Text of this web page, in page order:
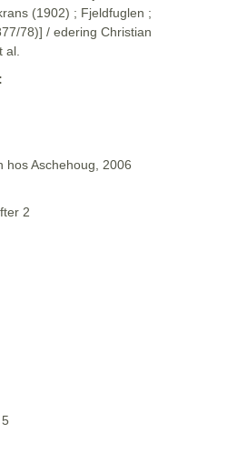
(1902) ; Fjeldfuglen ;
78)] / edering Christian
al.
hos Aschehoug, 2006
2